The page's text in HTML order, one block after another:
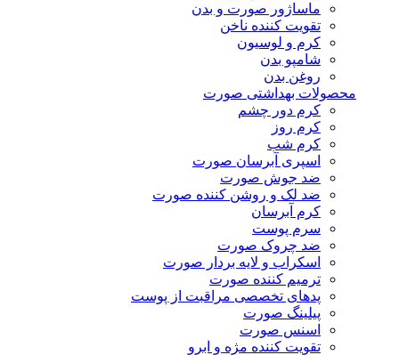
ماساژور صورت و بدن
تقویت کننده ناخن
کرم و لوسیون
شامپو بدن
روغن بدن
محصولات بهداشتی صورت
کرم دور چشم
کرم روز
کرم شب
اسپری آبرسان صورت
ضد جوش صورت
ضد لک و روشن کننده صورت
کرم آبرسان
سرم پوست
ضد چروک صورت
اسکراب و لایه بردار صورت
ترمیم کننده صورت
پدهای تخصصی مراقبت از پوست
پیلینگ صورت
اسنس صورت
تقویت کننده مژه و ابرو